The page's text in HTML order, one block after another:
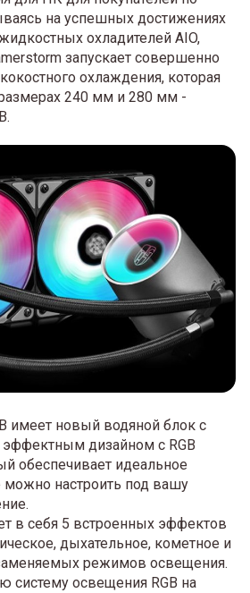
на успешных достижениях
охладителей AIO,
запускает совершенно
охлаждения, которая
240 мм и 280 мм -
имеет новый водяной блок с
дизайном с RGB
обеспечивает идеальное
можно настроить под вашу
в себя 5 встроенных эффектов
дыхательное, кометное и
режимов освещения.
систему освещения RGB на